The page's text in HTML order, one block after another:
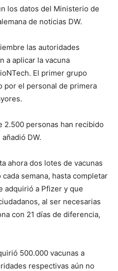
los datos del Ministerio de
de noticias DW.
las autoridades
a aplicar la vacuna
El primer grupo
por el personal de primera
2.500 personas han recibido
DW.
ahora dos lotes de vacunas
semana, hasta completar
adquirió a Pfizer y que
al ser necesarias
con 21 días de diferencia,
500.000 vacunas a
respectivas aún no